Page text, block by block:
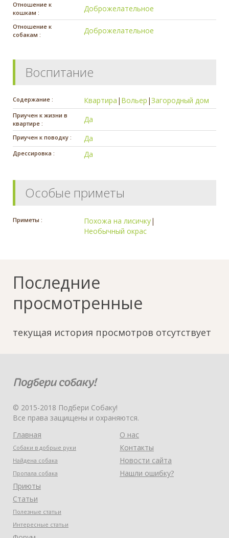
Отношение к
кошкам :
Доброжелательное
Отношение к
собакам :
Доброжелательное
Воспитание
Содержание : Квартира | Вольер |Загородный дом
Приучен к жизни в
квартире :
Да
Приучен к поводку : Да
Дрессировка : Да
Особые приметы
Приметы : Похожа на лисичку|
Необычный окрас
Последние
просмотренные
текущая история просмотров отсутствует
© 2015-2018 Подбери Собаку!
Все права защищены и охраняются.
Главная
Собаки в добрые руки
Найдена собака
Пропала собака
Приюты
Статьи
Полезные статьи
Интересные статьи
О нас
Контакты
Новости сайта
Нашли ошибку?